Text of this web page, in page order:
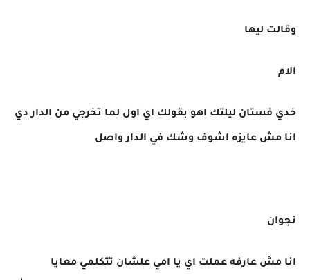
وقالت ليها
الام
خدي فستان ليلتك اهو بقولك اي اول لما تخرجي من الدار دي
انا مش عايزه اشوف وشك في الدار واصل
نجوان
انا مش عارفه عملت اي يا امي علشان تتكلمي معايا